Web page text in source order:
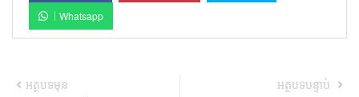
Whatsapp
អត្ថបទមុន អត្ថបទបន្ទាប់